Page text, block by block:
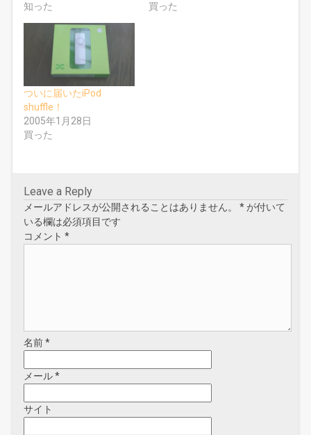
て
だ
さ
い
新
し
い
ィ
ン
ド
ウ
で
開
き
ン
ド
ウ
で
開
き
ま
)
知った
買った
ついに届いたiPod
shuffle！
2005年1月28日
買った
Leave a Reply
メールアドレスが公開されることはありません。 * が付いて
いる欄は必須項目です
コメント*
名前*
メール*
サイト